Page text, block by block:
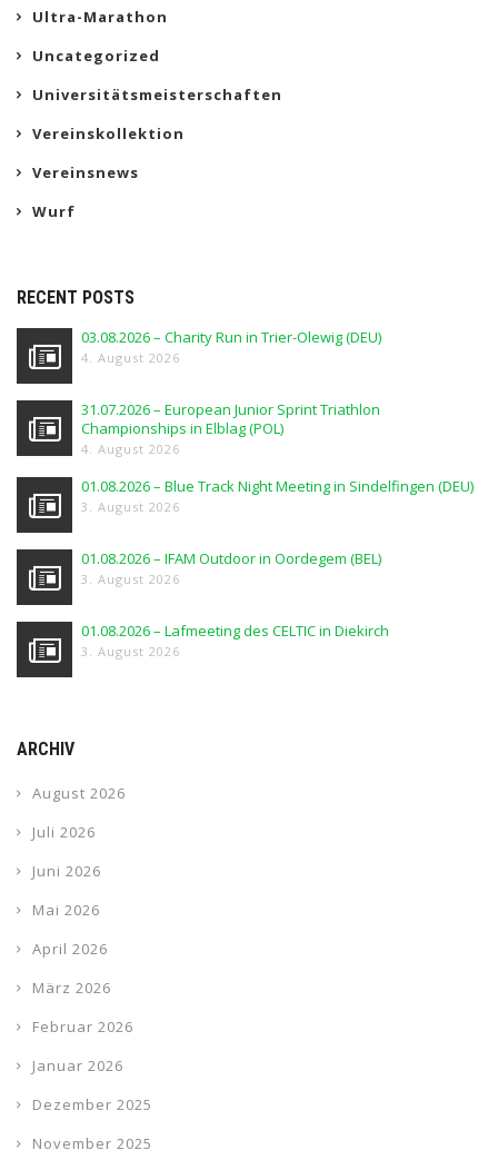
Ultra-Marathon
Uncategorized
Universitätsmeisterschaften
Vereinskollektion
Vereinsnews
Wurf
RECENT POSTS
03.08.2026 – Charity Run in Trier-Olewig (DEU)
4. August 2026
31.07.2026 – European Junior Sprint Triathlon
Championships in Elblag (POL)
4. August 2026
01.08.2026 – Blue Track Night Meeting in Sindelfingen (DEU)
3. August 2026
01.08.2026 – IFAM Outdoor in Oordegem (BEL)
3. August 2026
01.08.2026 – Lafmeeting des CELTIC in Diekirch
3. August 2026
ARCHIV
August 2026
Juli 2026
Juni 2026
Mai 2026
April 2026
März 2026
Februar 2026
Januar 2026
Dezember 2025
November 2025